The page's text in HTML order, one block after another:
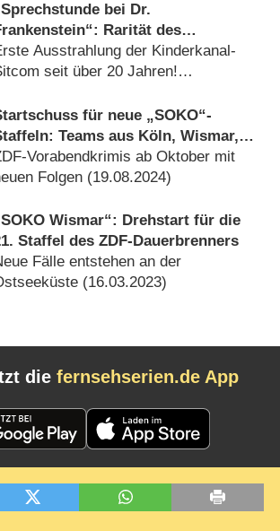
bei Dr.
Rarität des
wird wiederholt
Ausstrahlung der Kinderkanal-
seit über 20 Jahren!
für neue „SOKO“-
Teams aus Köln, Wismar,
und Linz melden sich
Vorabendkrimis ab Oktober mit
Folgen (19.08.2024)
Wismar“: Drehstart für die
Staffel des ZDF-Dauerbrenners
Fälle entstehen an der
(16.03.2023)
die fernsehserien.de App